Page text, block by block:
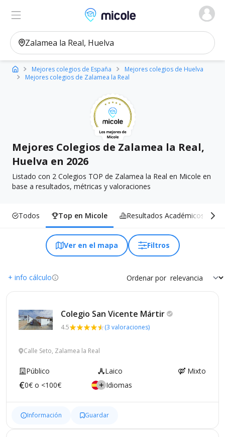
Micole, buscador de colegios
Ver en el mapa
Mejores colegios de España
Mejores colegios de Huelva
Mejores colegios de Zalamea la Real
Mejores Colegios de Zalamea la Real,
Huelva en 2026
Listado con 2 Colegios TOP de Zalamea la Real en Micole en
base a resultados, métricas y valoraciones
Todos Top en Micole Resultados Académicos
Ver en el mapa Filtros
+ info cálculo Ordenar por
Colegio San Vicente Mártir
4.5 (3 valoraciones)
Calle Seto, Zalamea la Real
Público Laico
Mixto
0€ o <100€
Idiomas
Información Guardar